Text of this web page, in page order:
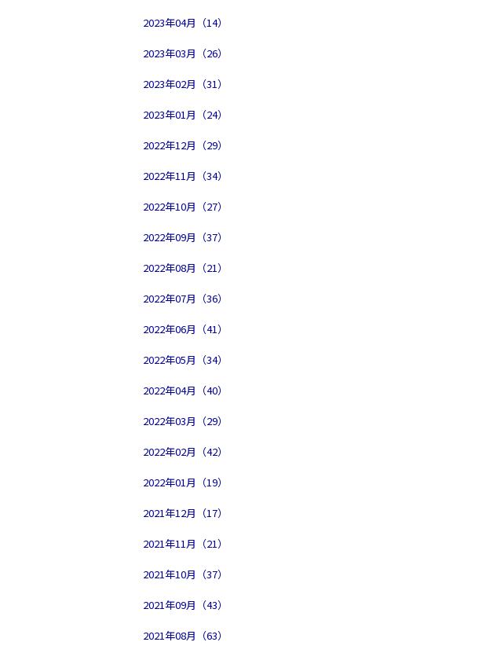
2023年04月（14）
2023年03月（26）
2023年02月（31）
2023年01月（24）
2022年12月（29）
2022年11月（34）
2022年10月（27）
2022年09月（37）
2022年08月（21）
2022年07月（36）
2022年06月（41）
2022年05月（34）
2022年04月（40）
2022年03月（29）
2022年02月（42）
2022年01月（19）
2021年12月（17）
2021年11月（21）
2021年10月（37）
2021年09月（43）
2021年08月（63）